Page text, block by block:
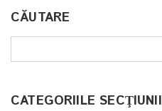
CĂUTARE
CATEGORIILE SECŢIUNII